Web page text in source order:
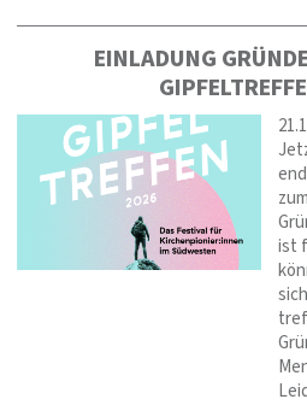
EINLADUNG
zum
ist